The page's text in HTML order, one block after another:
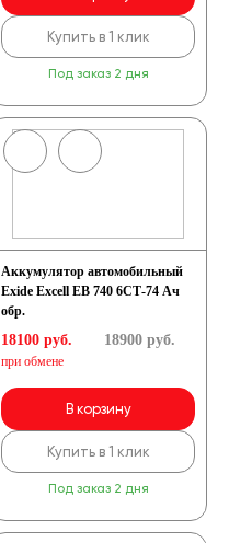
Купить в 1 клик
Под заказ 2 дня
Аккумулятор автомобильный
Exide Excell EB 740 6СТ-74 Ач
обр.
18100 руб.
при обмене
18900руб.
В корзину
Купить в 1 клик
Под заказ 2 дня